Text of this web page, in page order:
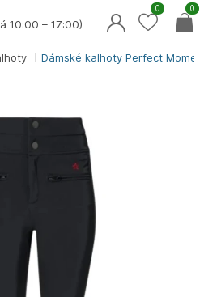
Dámské kalhoty Perfect
10:00 – 17:00)
0
0